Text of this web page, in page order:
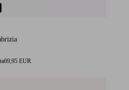
69,95 EUR